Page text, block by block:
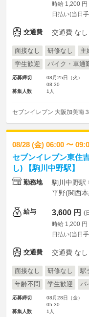
時給 1,200 円
日払い(当日
交通費 交通費 なし
面接なし 研修なし 主
学生歓迎
バイク・車通
応募締切
08月25日（火）
08:30
募集人数
1人
セブンイレブン 大阪加美南
08/28 (金) 06:00 〜
セブンイレブン東住
し) 【駒川中野駅】
勤務地
駒川中野駅
平野(関西
給与 3,600 円 (
時給 1,200 円
日払い(当日
交通費 交通費 なし
面接なし 研修なし 駅
年齢不問
学生歓迎 バ
応募締切
08月28日（金）
05:30
募集人数
1人